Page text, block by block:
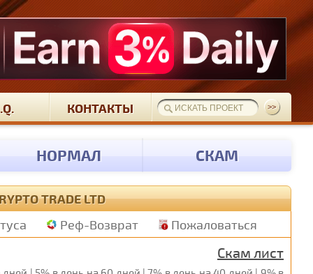
КОНТАКТЫ
НОРМАЛ СКАМ
TRADE LTD
Реф-Возврат Пожаловаться
Скам лист